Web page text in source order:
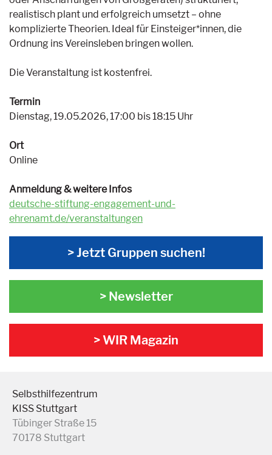
realistisch plant und erfolgreich umsetzt – ohne
komplizierte Theorien. Ideal für Einsteiger*innen, die
Ordnung ins Vereinsleben bringen wollen.
Die Veranstaltung ist kostenfrei.
Termin
Dienstag, 19.05.2026, 17:00 bis 18:15 Uhr
Ort
Online
Anmeldung & weitere Infos
deutsche-stiftung-engagement-und-
ehrenamt.de/veranstaltungen
> Jetzt Gruppen suchen!
> Newsletter
> WIR Magazin
Selbsthilfezentrum
KISS Stuttgart
Tübinger Straße 15
70178 Stuttgart